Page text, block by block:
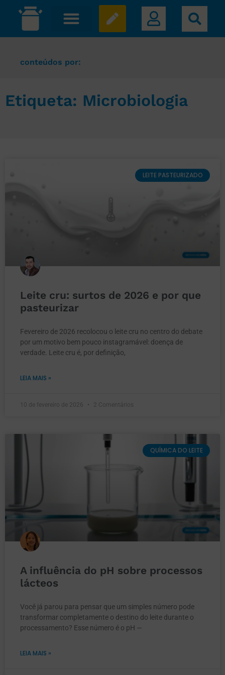
conteúdos por:
Etiqueta: Microbiologia
LEITE PASTEURIZADO
Leite cru: surtos de 2026 e por que
pasteurizar
Fevereiro de 2026 recolocou o leite cru no centro do debate
por um motivo bem pouco instagramável: doença de
verdade. Leite cru é, por definição,
LEIA MAIS »
10 de fevereiro de 2026 2 Comentários
QUÍMICA DO LEITE
A influência do pH sobre processos
lácteos
Você já parou para pensar que um simples número pode
transformar completamente o destino do leite durante o
processamento? Esse número é o pH —
LEIA MAIS »